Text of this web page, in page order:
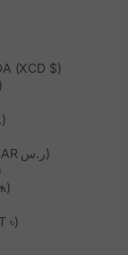
e continua
sua forma?
calças direitas ou
ou jeans. As
em como as
(XCD $)
ARÁBIA SAUDITA (SAR ر.س)
৳)